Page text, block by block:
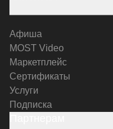
Афиша
MOST Video
Маркетплейс
Сертификаты
Услуги
Подписка